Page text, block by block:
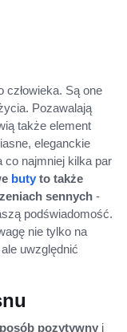
człowieka. Są one
Pozawalają
także element
eleganckie
co najmniej kilka par
buty to także
sennych -
podświadomość.
nie tylko na
uwzględnić
pozytywny i